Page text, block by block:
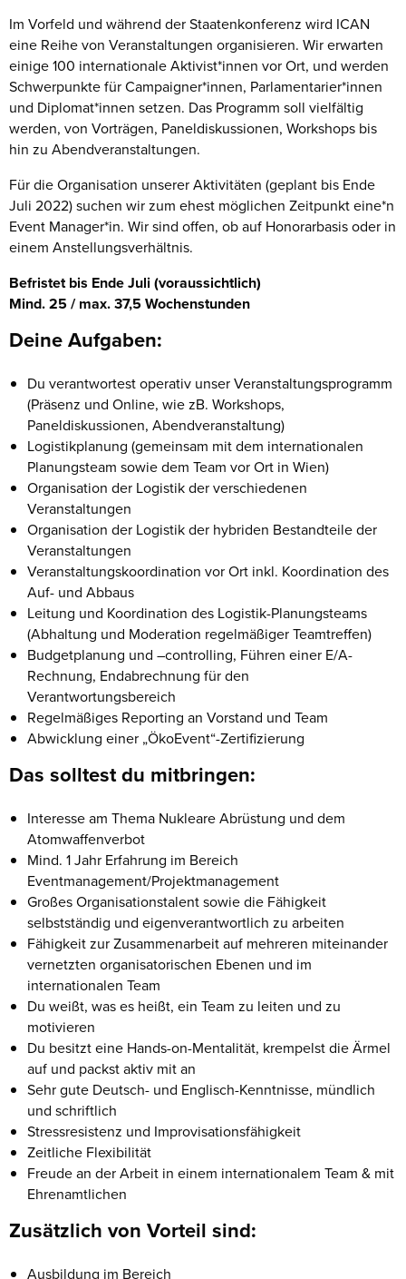
Im Vorfeld und während der Staatenkonferenz wird ICAN
eine Reihe von Veranstaltungen organisieren. Wir erwarten
einige 100 internationale Aktivist*innen vor Ort, und werden
Schwerpunkte für Campaigner*innen, Parlamentarier*innen
und Diplomat*innen setzen. Das Programm soll vielfältig
werden, von Vorträgen, Paneldiskussionen, Workshops bis
hin zu Abendveranstaltungen.
Für die Organisation unserer Aktivitäten (geplant bis Ende
Juli 2022) suchen wir zum ehest möglichen Zeitpunkt eine*n
Event Manager*in. Wir sind offen, ob auf Honorarbasis oder in
einem Anstellungsverhältnis.
Befristet bis Ende Juli (voraussichtlich)
Mind. 25 / max. 37,5 Wochenstunden
Deine Aufgaben:
Du verantwortest operativ unser Veranstaltungsprogramm
(Präsenz und Online, wie zB. Workshops,
Paneldiskussionen, Abendveranstaltung)
Logistikplanung (gemeinsam mit dem internationalen
Planungsteam sowie dem Team vor Ort in Wien)
Organisation der Logistik der verschiedenen
Veranstaltungen
Organisation der Logistik der hybriden Bestandteile der
Veranstaltungen
Veranstaltungskoordination vor Ort inkl. Koordination des
Auf- und Abbaus
Leitung und Koordination des Logistik-Planungsteams
(Abhaltung und Moderation regelmäßiger Teamtreffen)
Budgetplanung und –controlling, Führen einer E/A-
Rechnung, Endabrechnung für den
Verantwortungsbereich
Regelmäßiges Reporting an Vorstand und Team
Abwicklung einer „ÖkoEvent“-Zertifizierung
Das solltest du mitbringen:
Interesse am Thema Nukleare Abrüstung und dem
Atomwaffenverbot
Mind. 1 Jahr Erfahrung im Bereich
Eventmanagement/Projektmanagement
Großes Organisationstalent sowie die Fähigkeit
selbstständig und eigen­verant­wortlich zu arbeiten
Fähigkeit zur Zusammenarbeit auf mehreren miteinander
vernetzten organisato­rischen Ebenen und im
internationalen Team
Du weißt, was es heißt, ein Team zu leiten und zu
motivieren
Du besitzt eine Hands-on-Mentalität, krempelst die Ärmel
auf und packst aktiv mit an
Sehr gute Deutsch- und Englisch-Kenntnisse, mündlich
und schriftlich
Stressresistenz und Improvisationsfähigkeit
Zeitliche Flexibilität
Freude an der Arbeit in einem internationalem Team & mit
Ehrenamtlichen
Zusätzlich von Vorteil sind:
Ausbildung im Bereich